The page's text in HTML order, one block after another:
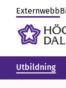
Externwebb
Utbildning